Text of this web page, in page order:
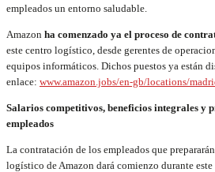
empleados un entorno saludable.
Amazon ha comenzado ya el proceso de
este centro logístico, desde gerentes de
equipos informáticos. Dichos puestos ya están
enlace: www.amazon.jobs/en-gb/locations/
Salarios competitivos, beneficios integrales y
empleados
La contratación de los empleados que
logístico de Amazon dará comienzo durante este